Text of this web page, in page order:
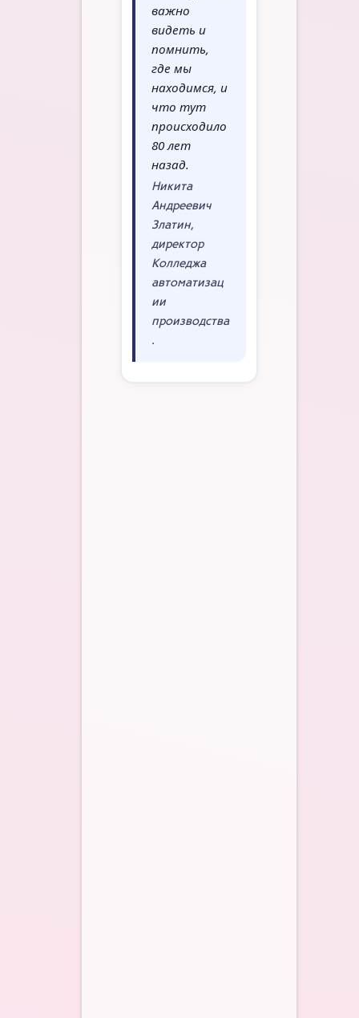
важно
видеть и
помнить,
где мы
находимся, и
что тут
происходило
80 лет
назад.
Никита
Андреевич
Златин,
директор
Колледжа
автоматизац
ии
производства
.